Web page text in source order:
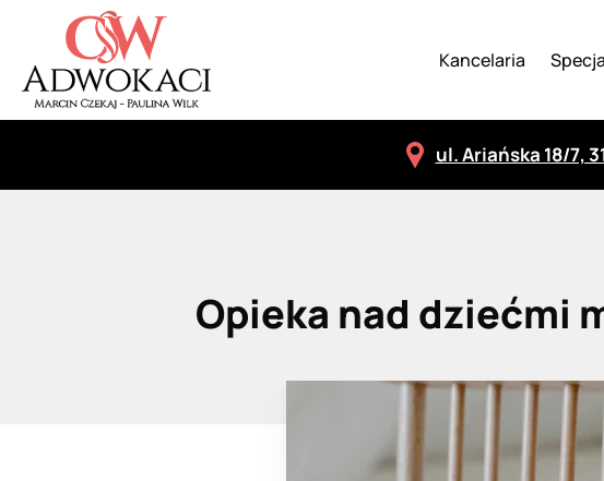
Kancelaria
ul. Ariańska 18/7,
Opieka nad dziećmi